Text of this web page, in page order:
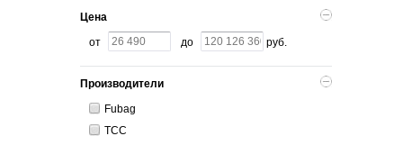
Цена
от до руб.
Производители
Fubag
ТСС